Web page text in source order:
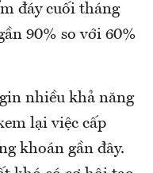
đáy cuối tháng
90% so với 60%
nhiều khả năng
lại việc cấp
khoán gần đây.